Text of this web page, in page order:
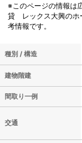
※このページの情報は
貸 レックス大興のホ
考情報です。
種別 / 構造
建物階建
間取り一例
交通